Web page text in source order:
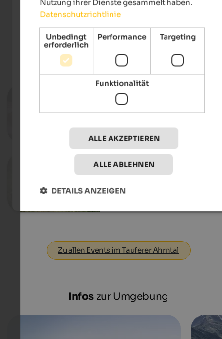
Speikboden AG
Events im Tauferer Ahrntal
11.08.2026, 18.08.2026, …
Tauferer Straßenküche
02.07. - 31.08.2026
Bauernland-Zwerge
Verschiedene Orte im Ahrntal -
Zu allen Events im Tauferer Ahrntal
Infos zur Umgebung
Nutzung ihrer Dienste gesammelt haben.
Datenschutzrichtlinie
Unbedingt
erforderlich
Performance Targeting
Funktionalität
ALLE AKZEPTIEREN
ALLE ABLEHNEN
DETAILS ANZEIGEN